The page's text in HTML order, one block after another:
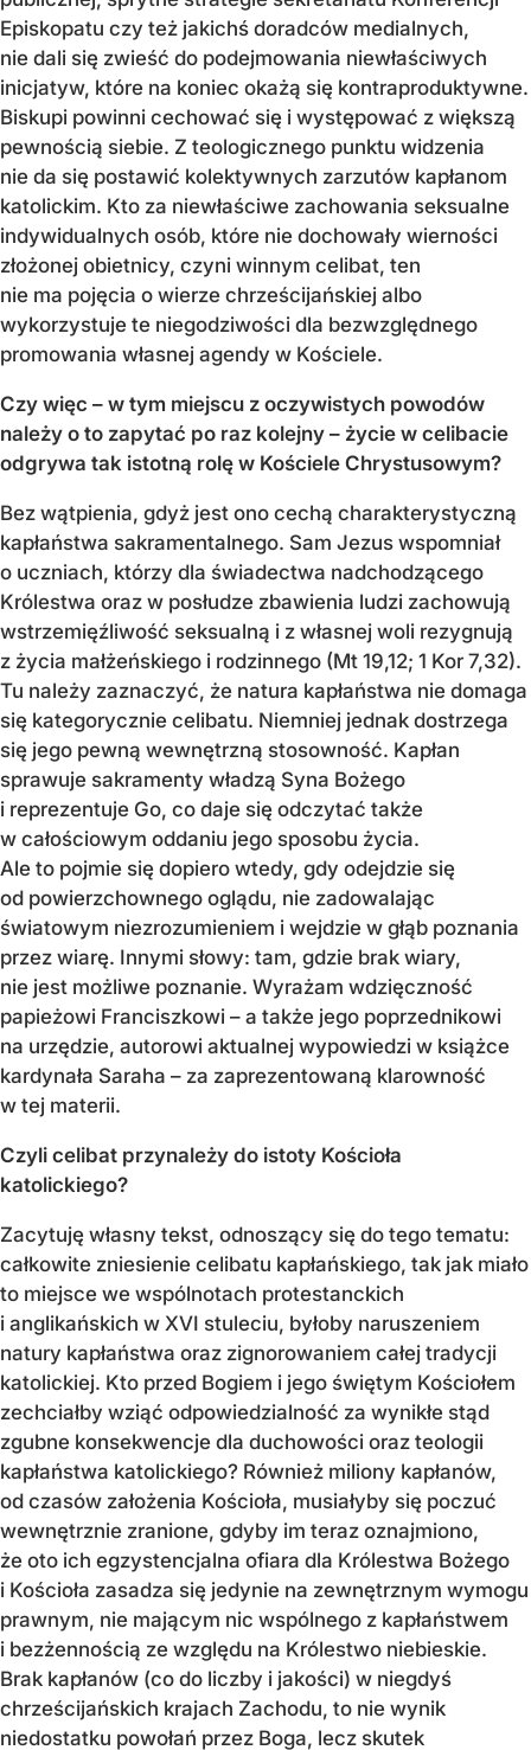
Episkopatu czy też jakichś doradców medialnych,
nie dali się zwieść do podejmowania niewłaściwych
inicjatyw, które na koniec okażą się kontraproduktywne.
Biskupi powinni cechować się i występować z większą
pewnością siebie. Z teologicznego punktu widzenia
nie da się postawić kolektywnych zarzutów kapłanom
katolickim. Kto za niewłaściwe zachowania seksualne
indywidualnych osób, które nie dochowały wierności
złożonej obietnicy, czyni winnym celibat, ten
nie ma pojęcia o wierze chrześcijańskiej albo
wykorzystuje te niegodziwości dla bezwzględnego
promowania własnej agendy w Kościele.
Czy więc – w tym miejscu z oczywistych powodów
należy o to zapytać po raz kolejny – życie w celibacie
odgrywa tak istotną rolę w Kościele Chrystusowym?
Bez wątpienia, gdyż jest ono cechą charakterystyczną
kapłaństwa sakramentalnego. Sam Jezus wspomniał
o uczniach, którzy dla świadectwa nadchodzącego
Królestwa oraz w posłudze zbawienia ludzi zachowują
wstrzemięźliwość seksualną i z własnej woli rezygnują
z życia małżeńskiego i rodzinnego (Mt 19,12; 1 Kor 7,32).
Tu należy zaznaczyć, że natura kapłaństwa nie domaga
się kategorycznie celibatu. Niemniej jednak dostrzega
się jego pewną wewnętrzną stosowność. Kapłan
sprawuje sakramenty władzą Syna Bożego
i reprezentuje Go, co daje się odczytać także
w całościowym oddaniu jego sposobu życia.
Ale to pojmie się dopiero wtedy, gdy odejdzie się
od powierzchownego oglądu, nie zadowalając
światowym niezrozumieniem i wejdzie w głąb poznania
przez wiarę. Innymi słowy: tam, gdzie brak wiary,
nie jest możliwe poznanie. Wyrażam wdzięczność
papieżowi Franciszkowi – a także jego poprzednikowi
na urzędzie, autorowi aktualnej wypowiedzi w książce
kardynała Saraha – za zaprezentowaną klarowność
w tej materii.
Czyli celibat przynależy do istoty Kościoła
katolickiego?
Zacytuję własny tekst, odnoszący się do tego tematu:
całkowite zniesienie celibatu kapłańskiego, tak jak miało
to miejsce we wspólnotach protestanckich
i anglikańskich w XVI stuleciu, byłoby naruszeniem
natury kapłaństwa oraz zignorowaniem całej tradycji
katolickiej. Kto przed Bogiem i jego świętym Kościołem
zechciałby wziąć odpowiedzialność za wynikłe stąd
zgubne konsekwencje dla duchowości oraz teologii
kapłaństwa katolickiego? Również miliony kapłanów,
od czasów założenia Kościoła, musiałyby się poczuć
wewnętrznie zranione, gdyby im teraz oznajmiono,
że oto ich egzystencjalna ofiara dla Królestwa Bożego
i Kościoła zasadza się jedynie na zewnętrznym wymogu
prawnym, nie mającym nic wspólnego z kapłaństwem
i bezżennością ze względu na Królestwo niebieskie.
Brak kapłanów (co do liczby i jakości) w niegdyś
chrześcijańskich krajach Zachodu, to nie wynik
niedostatku powołań przez Boga, lecz skutek